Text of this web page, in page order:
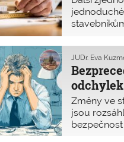
velmi
bude
drobných
bydlení
stavby.
výstavbu
JUDr. Eva
Změny ve
jsou